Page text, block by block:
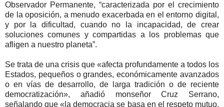
Observador Permanente, “caracterizada por el crecimiento
de la oposición, a menudo exacerbada en el entorno digital,
y por la dificultad, cuando no la incapacidad, de crear
soluciones comunes y compartidas a los problemas que
afligen a nuestro planeta”.
Se trata de una crisis que «afecta profundamente a todos los
Estados, pequeños o grandes, económicamente avanzados
o en vías de desarrollo, de larga tradición o de reciente
democratización», añadió monseñor Cruz Serrano,
señalando que «la democracia se basa en el respeto mutuo,